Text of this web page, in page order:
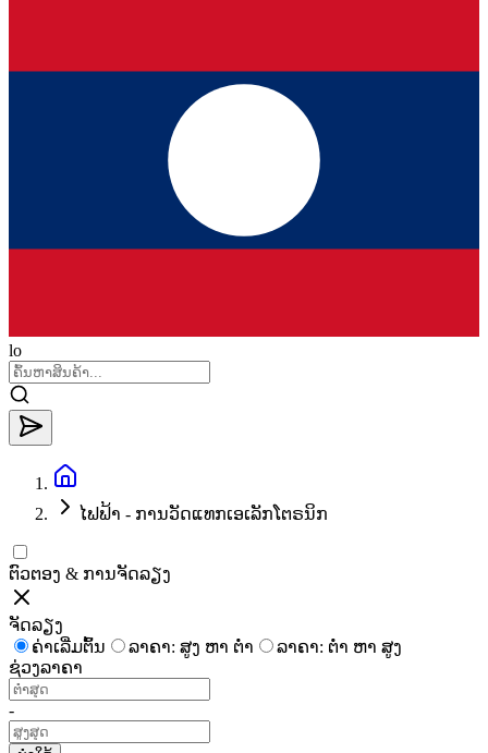
lo
ໄຟຟ້າ - ການວັດແທກເອເລັກໂຕຣນິກ
ຕົວຕອງ & ການຈັດລຽງ
ຈັດລຽງ
ຄ່າເລີ່ມຕົ້ນ
ລາຄາ: ສູງ ຫາ ຕໍ່າ
ລາຄາ: ຕໍ່າ ຫາ ສູງ
ຊ່ວງລາຄາ
-